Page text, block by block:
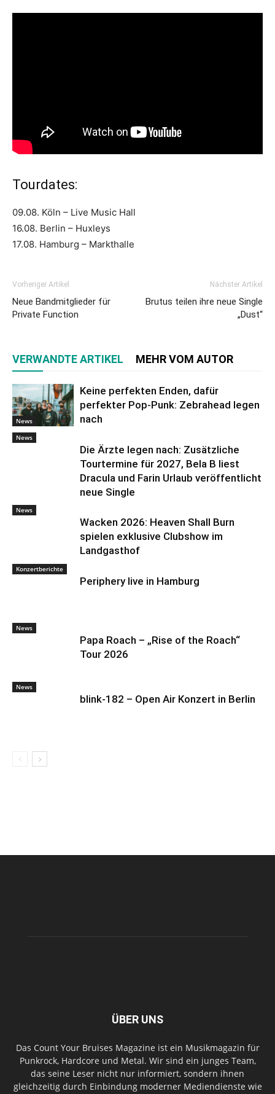
Tourdates:
09.08. Köln – Live Music Hall
16.08. Berlin – Huxleys
17.08. Hamburg – Markthalle
Vorheriger Artikel
Neue Bandmitglieder für
Private Function
Nächster Artikel
Brutus teilen ihre neue Single
„Dust“
VERWANDTE ARTIKEL MEHR VOM AUTOR
News
Keine perfekten Enden, dafür
perfekter Pop-Punk: Zebrahead legen
nach
News
Die Ärzte legen nach: Zusätzliche
Tourtermine für 2027, Bela B liest
Dracula und Farin Urlaub veröffentlicht
neue Single
News
Wacken 2026: Heaven Shall Burn
spielen exklusive Clubshow im
Landgasthof
Konzertberichte
Periphery live in Hamburg
News
Papa Roach – „Rise of the Roach“
Tour 2026
News
blink-182 – Open Air Konzert in Berlin
ÜBER UNS
Das Count Your Bruises Magazine ist ein Musikmagazin für
Punkrock, Hardcore und Metal. Wir sind ein junges Team,
das seine Leser nicht nur informiert, sondern ihnen
gleichzeitig durch Einbindung moderner Mediendienste wie